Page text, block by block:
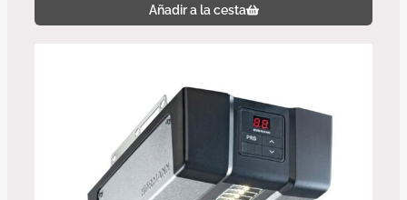
Añadir a la cesta